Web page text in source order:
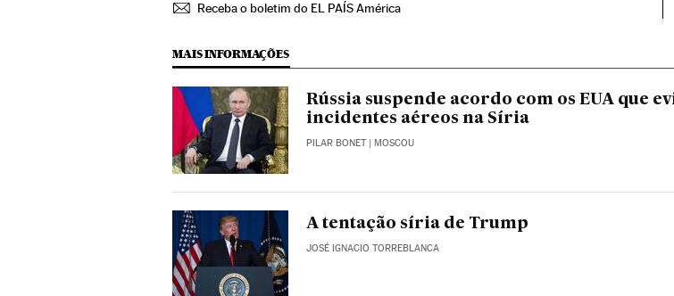
Receba o boletim do EL PAÍS América
MAIS INFORMAÇÕES
Rússia suspende acordo com os EUA que
incidentes aéreos na Síria
PILAR BONET| MOSCOU
A tentação síria de Trump
JOSÉ IGNACIO TORREBLANCA